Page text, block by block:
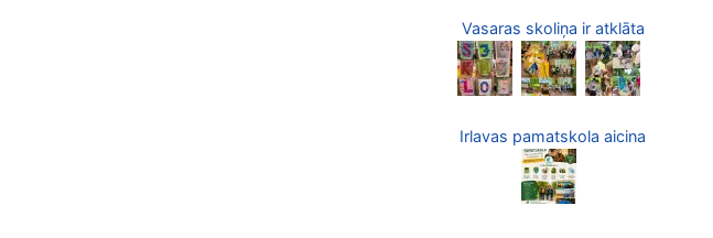
Vasaras skoliņa ir atklāta
Irlavas pamatskola aicina